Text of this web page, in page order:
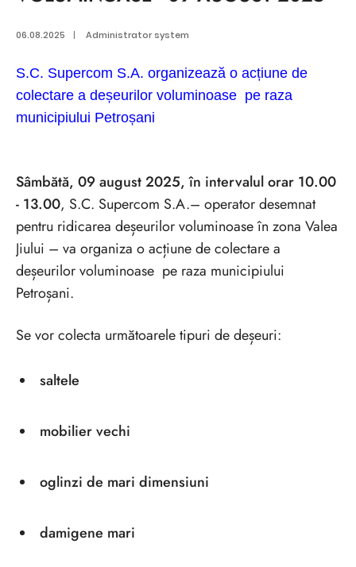
06.08.2025 | Administrator system
S.C. Supercom S.A. organizează o acțiune de
colectare a deșeurilor voluminoase pe raza
municipiului Petroșani
Sâmbătă, 09 august 2025, în intervalul orar 10.00
- 13.00, S.C. Supercom S.A.– operator desemnat
pentru ridicarea deșeurilor voluminoase în zona Valea
Jiului – va organiza o acțiune de colectare a
deșeurilor voluminoase pe raza municipiului
Petroșani.
Se vor colecta următoarele tipuri de deșeuri:
​saltele
mobilier vechi
oglinzi de mari dimensiuni
damigene mari